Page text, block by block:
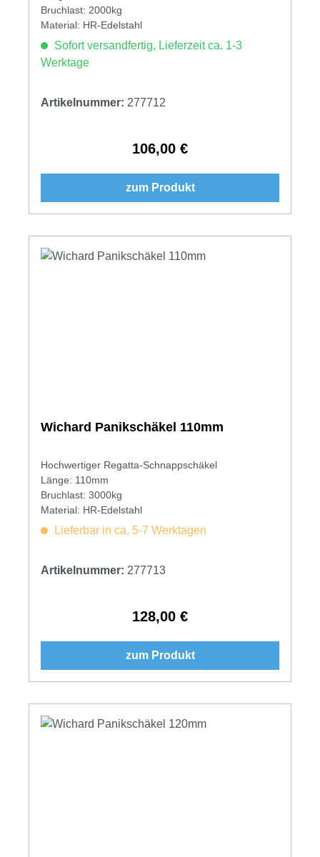
Bruchlast: 2000kg
Material: HR-Edelstahl
Sofort versandfertig, Lieferzeit ca. 1-3
Werktage
Artikelnummer: 277712
Regulärer Preis:
106,00 €
zum Produkt
Wichard Panikschäkel 110mm
Hochwertiger Regatta-Schnappschäkel
Länge: 110mm
Bruchlast: 3000kg
Material: HR-Edelstahl
Lieferbar in ca. 5-7 Werktagen
Artikelnummer: 277713
Regulärer Preis:
128,00 €
zum Produkt